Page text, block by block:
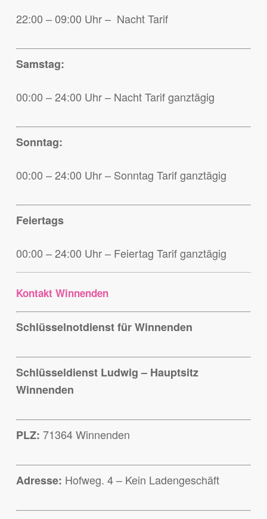
22:00 – 09:00 Uhr – Nacht Tarif
Samstag:
00:00 – 24:00 Uhr – Nacht Tarif ganztägig
Sonntag:
00:00 – 24:00 Uhr – Sonntag Tarif ganztägig
Feiertags
00:00 – 24:00 Uhr – Feiertag Tarif ganztägig
Kontakt Winnenden
Schlüsselnotdienst für Winnenden
Schlüsseldienst Ludwig – Hauptsitz
Winnenden
PLZ: 71364 Winnenden
Adresse: Hofweg. 4 – Kein Ladengeschäft